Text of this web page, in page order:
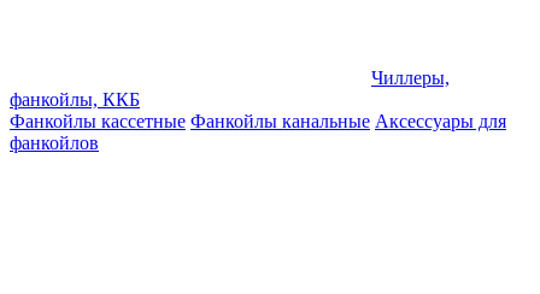
Чиллеры,
фанкойлы, ККБ
Фанкойлы кассетные Фанкойлы канальные Аксессуары для
фанкойлов